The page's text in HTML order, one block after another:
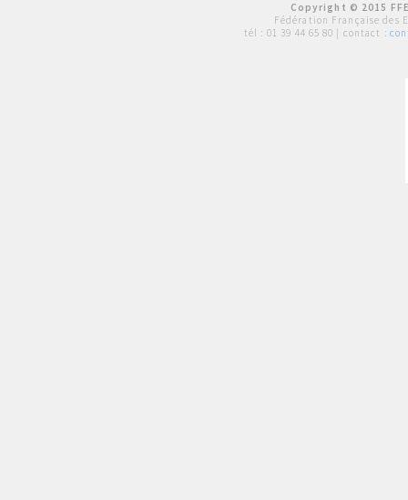
Copyright © 2015
Fédération Française des
tél : 01 39 44 65 80 | contact :